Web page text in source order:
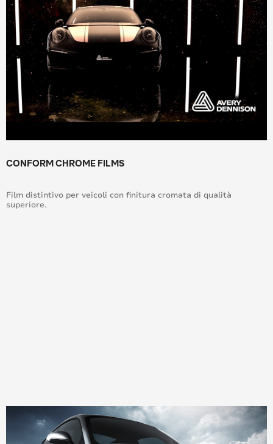
CONFORM CHROME FILMS
Film distintivo per veicoli con finitura cromata di qualità
superiore.